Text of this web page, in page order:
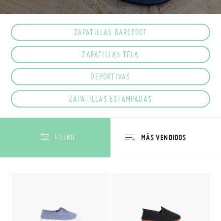
ZAPATILLAS BAREFOOT
ZAPATILLAS TELA
DEPORTIVAS
ZAPATILLAS ESTAMPADAS
FILTRO